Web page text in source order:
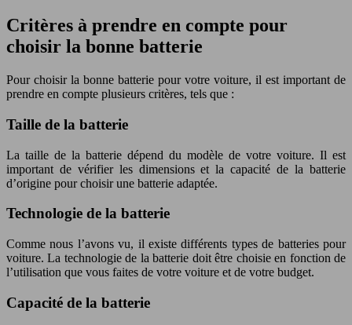
Critères à prendre en compte pour
choisir la bonne batterie
Pour choisir la bonne batterie pour votre voiture, il est important de
prendre en compte plusieurs critères, tels que :
Taille de la batterie
La taille de la batterie dépend du modèle de votre voiture. Il est
important de vérifier les dimensions et la capacité de la batterie
d’origine pour choisir une batterie adaptée.
Technologie de la batterie
Commenous l’avons vu, il existe différents types de batteries pour
voiture. La technologie de la batterie doit être choisie en fonction de
l’utilisation que vous faites de votre voiture et de votre budget.
Capacité de la batterie